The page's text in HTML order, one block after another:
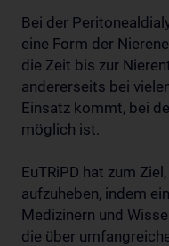
Bei der
eine Form der
die Zeit bis zur
andererseits bei
Einsatz kommt, bei
möglich ist.
EuTRiPD hat zum
aufzuheben, indem
Medizinern und
die über